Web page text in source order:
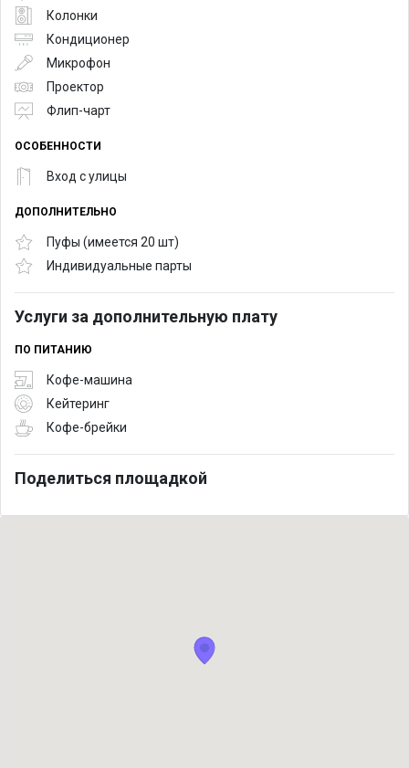
Колонки
Кондиционер
Микрофон
Проектор
Флип-чарт
ОСОБЕННОСТИ
Вход с улицы
ДОПОЛНИТЕЛЬНО
Пуфы (имеется 20 шт)
Индивидуальные парты
Услуги за дополнительную плату
ПО ПИТАНИЮ
Кофе-машина
Кейтеринг
Кофе-брейки
Поделиться площадкой